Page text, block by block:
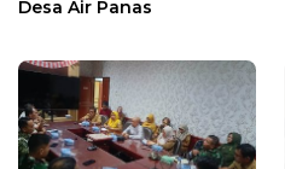
Desa Air Panas